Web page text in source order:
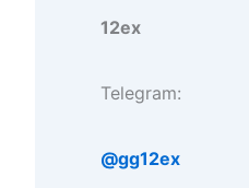
12ex
Telegram:
@gg12ex